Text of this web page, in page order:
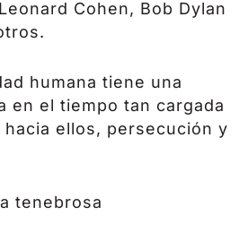
Cohen, Bob Dylan
humana tiene una
en el tiempo tan cargada
ellos, persecución y
tenebrosa